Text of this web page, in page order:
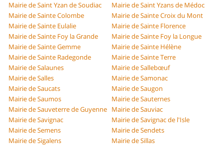
Mairie de Saint Yzan de Soudiac
Mairie de Saint Yzans de Médoc
Mairie de Sainte Colombe
Mairie de Sainte Croix du Mont
Mairie de Sainte Eulalie
Mairie de Sainte Florence
Mairie de Sainte Foy la Grande
Mairie de Sainte Foy la Longue
Mairie de Sainte Gemme
Mairie de Sainte Hélène
Mairie de Sainte Radegonde
Mairie de Sainte Terre
Mairie de Salaunes
Mairie de Sallebœuf
Mairie de Salles
Mairie de Samonac
Mairie de Saucats
Mairie de Saugon
Mairie de Saumos
Mairie de Sauternes
Mairie de Sauveterre de Guyenne Mairie de Sauviac
Mairie de Savignac
Mairie de Savignac de l'Isle
Mairie de Semens
Mairie de Sendets
Mairie de Sigalens
Mairie de Sillas